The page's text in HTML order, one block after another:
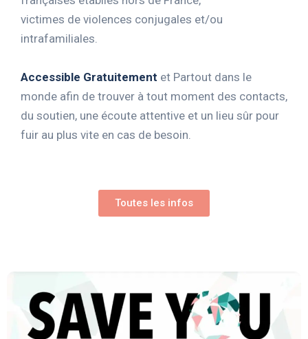
victimes de violences conjugales et/ou
intrafamiliales.
Accessible Gratuitement et Partout dans le
monde afin de trouver à tout moment des contacts,
du soutien, une écoute attentive et un lieu sûr pour
fuir au plus vite en cas de besoin.
Toutes les infos